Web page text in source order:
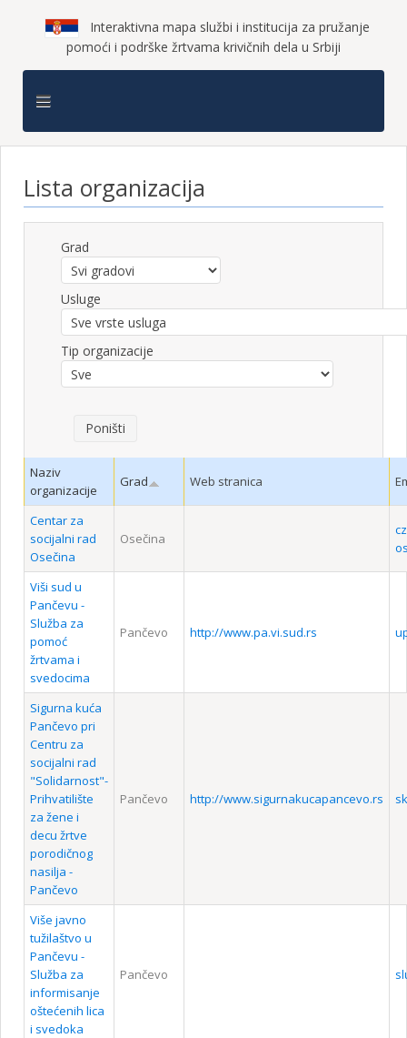
Interaktivna mapa službi i institucija za pružanje
pomoći i podrške žrtvama krivičnih dela u Srbiji
Lista organizacija
Grad
Usluge
Tip organizacije
Poništi
Naziv
organizacije
Grad Web stranica
Centar za
socijalni rad
Osečina
Osečina
Viši sud u
Pančevu -
Služba za
pomoć
žrtvama i
svedocima
Pančevo http://www.pa.vi.sud.rs
Sigurna kuća
Pančevo pri
Centru za
socijalni rad
"Solidarnost"-
Prihvatilište
za žene i
decu žrtve
porodičnog
nasilja -
Pančevo
Pančevo http://www.sigurnakucapancevo.rs
Više javno
tužilaštvo u
Pančevu -
Služba za
informisanje
oštećenih lica
i svedoka
Pančevo